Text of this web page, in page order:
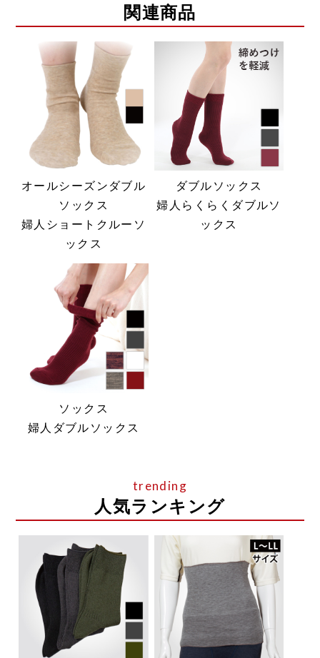
関連商品
オールシーズンダブル
ソックス
婦人ショートクルーソ
ックス
ダブルソックス
婦人らくらくダブルソ
ックス
ソックス
婦人ダブルソックス
人気ランキング